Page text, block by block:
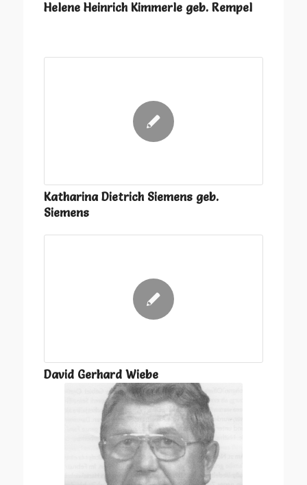
Helene Heinrich Kimmerle geb. Rempel
Katharina Dietrich Siemens geb.
Siemens
David Gerhard Wiebe